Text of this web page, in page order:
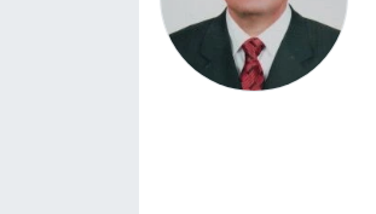
Süper Lig Puan Durumu ve Fikstür